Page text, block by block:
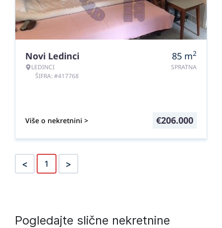
Novi Ledinci
LEDINCI
ŠIFRA: #417768
85 m2
SPRATNA
Više o nekretnini > €206.000
< 1 >
Pogledajte slične nekretnine